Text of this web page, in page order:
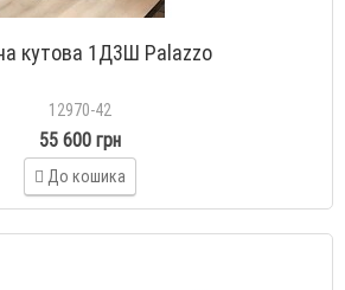
кутова 1Д3Ш Palazzo
12970-42
55 600 грн
До кошика